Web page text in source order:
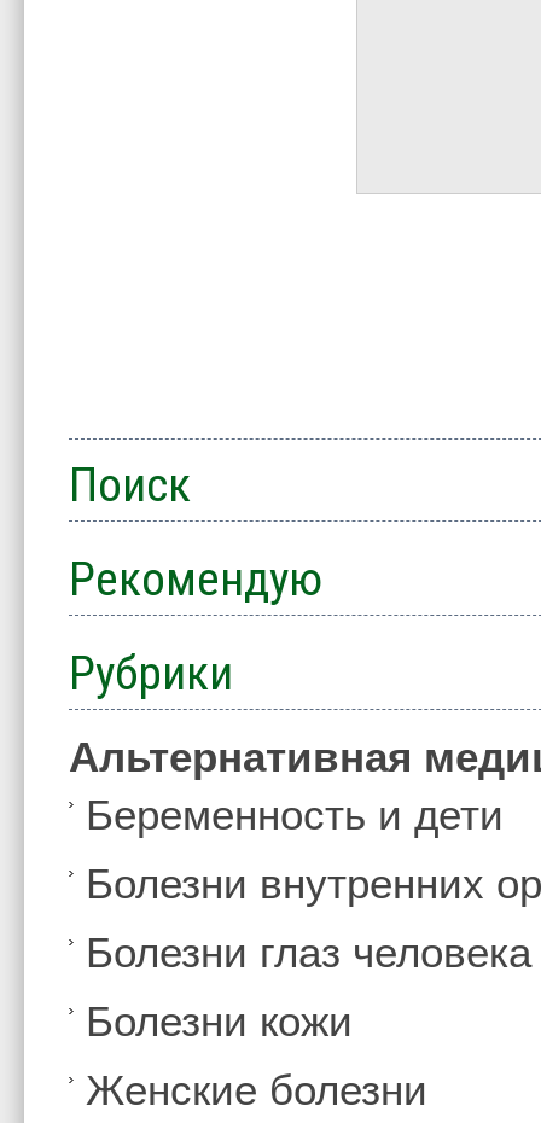
Поиск
Рекомендую
Рубрики
Альтернативная
Беременность и дети
Болезни внутренних
Болезни глаз человека
Болезни кожи
Женские болезни